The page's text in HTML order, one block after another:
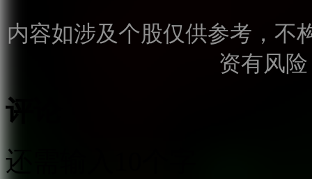
内容如涉及个股仅供参考，不
资有风
评论
还需输入10个字